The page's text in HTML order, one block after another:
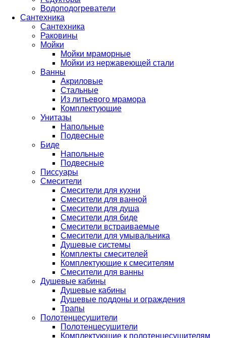
Водоподогреватели
Сантехника
Сантехника
Раковины
Мойки
Мойки мраморные
Мойки из нержавеющей стали
Ванны
Акриловые
Стальные
Из литьевого мрамора
Комплектующие
Унитазы
Напольные
Подвесные
Биде
Напольные
Подвесные
Писсуары
Смесители
Смесители для кухни
Смесители для ванной
Смесители для душа
Смесители для биде
Смесители встраиваемые
Смесители для умывальника
Душевые системы
Комплекты смесителей
Комплектующие к смесителям
Смесители для ванны
Душевые кабины
Душевые кабины
Душевые поддоны и ограждения
Трапы
Полотенцесушители
Полотенцесушители
Комплектующие к полотенцесушителям